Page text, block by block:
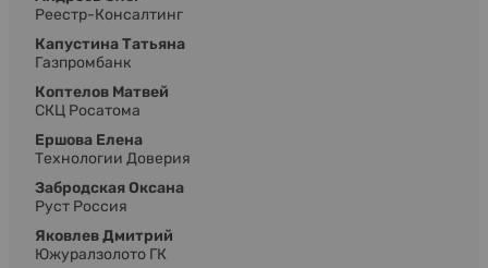
Реестр-Консалтинг
Капустина Татьяна
Газпромбанк
Коптелов Матвей
СКЦ Росатома
Ершова Елена
Технологии Доверия
Забродская Оксана
Руст Россия
Яковлев Дмитрий
Южуралзолото ГК